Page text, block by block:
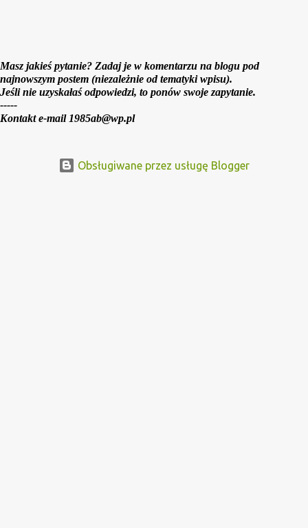
Masz jakieś pytanie? Zadaj je w komentarzu na blogu pod
najnowszym postem (niezależnie od tematyki wpisu).
Jeśli nie uzyskałaś odpowiedzi, to ponów swoje zapytanie.
-----
Kontakt e-mail 1985ab@wp.pl
Obsługiwane przez usługę Blogger